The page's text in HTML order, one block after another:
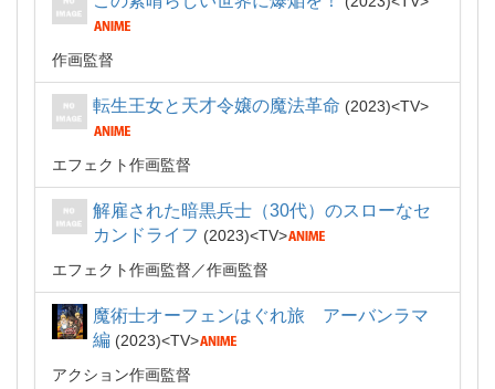
作画監督
転生王女と天才令嬢の魔法革命 2023 TV
エフェクト作画監督
解雇された暗黒兵士（30代）のスローなセ
カンドライフ
2023
TV
エフェクト作画監督
作画監督
魔術士オーフェンはぐれ旅 アーバンラマ
編
2023
TV
アクション作画監督